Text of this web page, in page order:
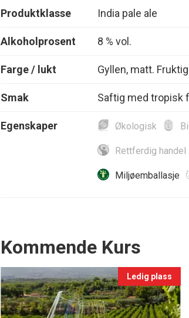
Produktklasse India pale ale
Alkoholprosent 8 % vol.
Farge / lukt Gyllen, matt.
Smak Saftig med tropisk
Egenskaper Økologisk
Rettferdig handel
Miljøemballasje
Events
Kommende Kurs
Ledig plass